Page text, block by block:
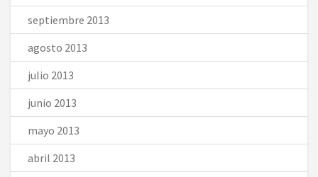
septiembre 2013
agosto 2013
julio 2013
junio 2013
mayo 2013
abril 2013